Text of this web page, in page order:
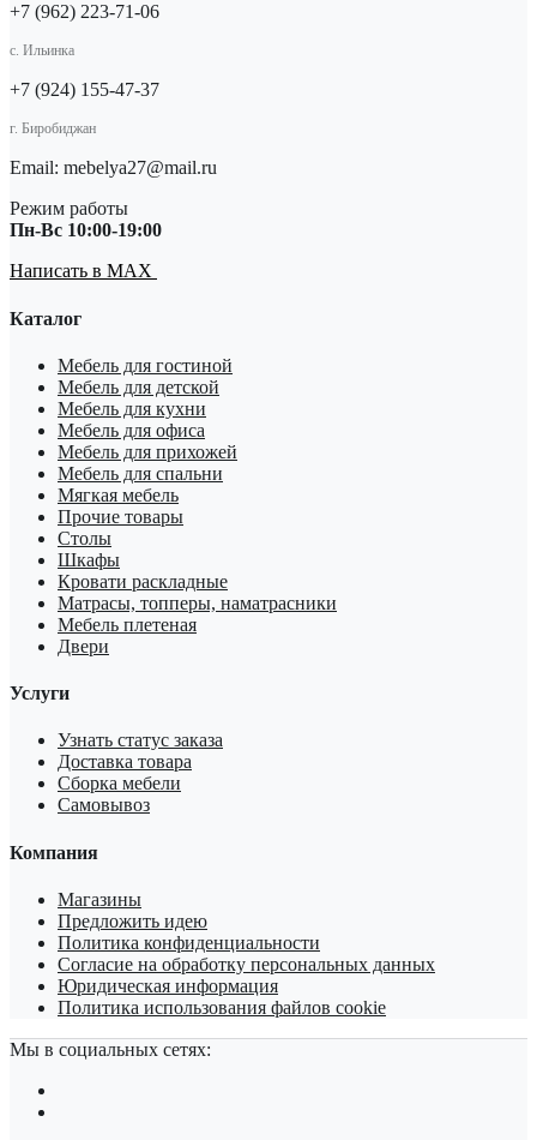
+7 (962) 223-71-06
с. Ильинка
+7 (924) 155-47-37
г. Биробиджан
Email: mebelya27@mail.ru
Режим работы
Пн-Вс 10:00-19:00
Написать в MAX
Каталог
Мебель для гостиной
Мебель для детской
Мебель для кухни
Мебель для офиса
Мебель для прихожей
Мебель для спальни
Мягкая мебель
Прочие товары
Столы
Шкафы
Кровати раскладные
Матрасы, топперы, наматрасники
Мебель плетеная
Двери
Услуги
Узнать статус заказа
Доставка товара
Сборка мебели
Самовывоз
Компания
Магазины
Предложить идею
Политика конфиденциальности
Согласие на обработку персональных данных
Юридическая информация
Политика использования файлов cookie
Мы в социальных сетях: